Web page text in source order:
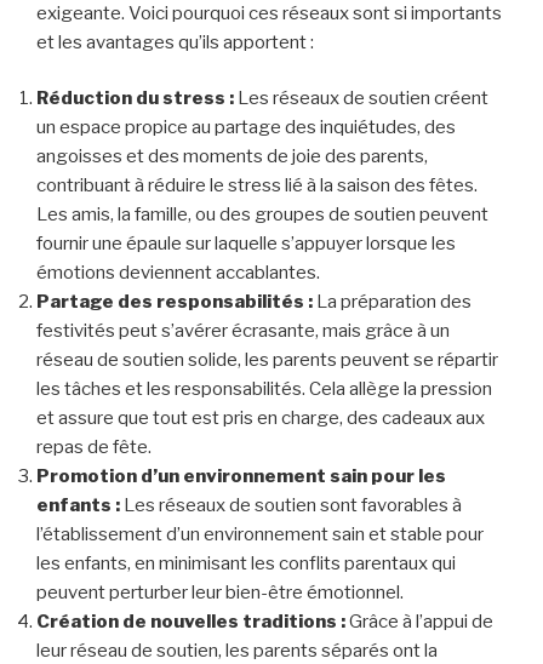
exigeante. Voici pourquoi ces réseaux sont si importants
et les avantages qu’ils apportent :
Réduction du stress : Les réseaux de soutien créent
un espace propice au partage des inquiétudes, des
angoisses et des moments de joie des parents,
contribuant à réduire le stress lié à la saison des fêtes.
Les amis, la famille, ou des groupes de soutien peuvent
fournir une épaule sur laquelle s’appuyer lorsque les
émotions deviennent accablantes.
Partage des responsabilités : La préparation des
festivités peut s’avérer écrasante, mais grâce à un
réseau de soutien solide, les parents peuvent se répartir
les tâches et les responsabilités. Cela allège la pression
et assure que tout est pris en charge, des cadeaux aux
repas de fête.
Promotion d’un environnement sain pour les
enfants : Les réseaux de soutien sont favorables à
l’établissement d’un environnement sain et stable pour
les enfants, en minimisant les conflits parentaux qui
peuvent perturber leur bien-être émotionnel.
Création de nouvelles traditions :Grâce à l’appui de
leur réseau de soutien, les parents séparés ont la